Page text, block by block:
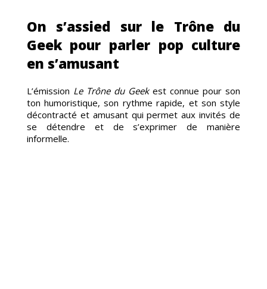
On s’assied sur le Trône du
Geek pour parler pop culture
en s’amusant
L’émission Le Trône du Geekest connue pour son
ton humoristique, son rythme rapide, et son style
décontracté et amusant qui permet aux invités de
se détendre et de s’exprimer de manière
informelle.